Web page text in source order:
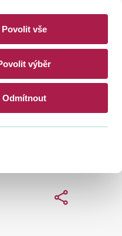
Povolit vše
výběr
Odmítnout
CZ EN
Sdílet